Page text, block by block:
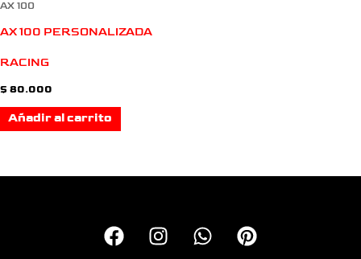
AX 100
AX 100 PERSONALIZADA
RACING
$ 80.000
Añadir al carrito